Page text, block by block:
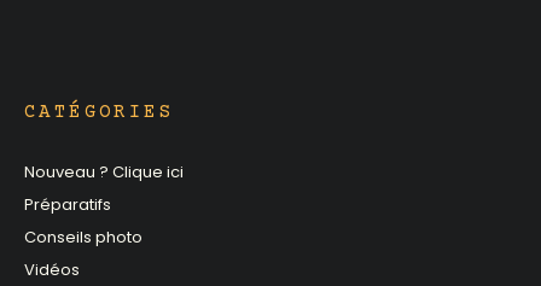
CATÉGORIES
Nouveau ? Clique ici
Préparatifs
Conseils photo
Vidéos